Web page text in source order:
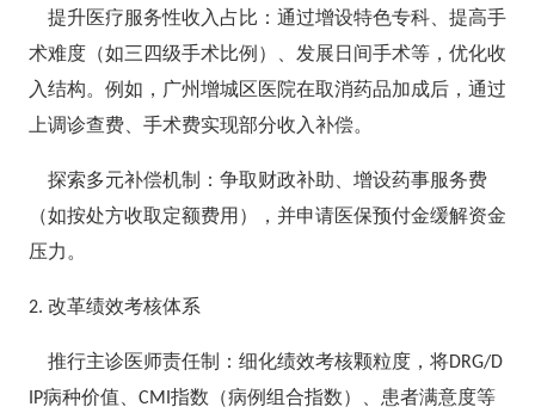
提升医疗服务性收入占比：通过增设特色专科、提高手
术难度（如三四级手术比例）、发展日间手术等，优化收
入结构。例如，广州增城区医院在取消药品加成后，通过
上调诊查费、手术费实现部分收入补偿。
探索多元补偿机制：争取财政补助、增设药事服务费
（如按处方收取定额费用），并申请医保预付金缓解资金
压力。
2. 改革绩效考核体系
推行主诊医师责任制：细化绩效考核颗粒度，将DRG/D
IP病种价值、 CMI 指数（病例组合指数）、患者满意度等